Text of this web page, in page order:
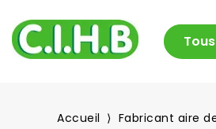
Accueil Fabricant aire